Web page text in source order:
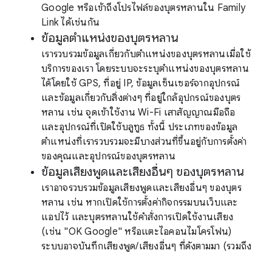
Google หรือเข้าถึงโปรไฟล์ของบุตรหลานใน Family
Link ได้เช่นกัน
ข้อมูลตำแหน่งของบุตรหลาน
เรารวบรวมข้อมูลเกี่ยวกับตำแหน่งของบุตรหลานเมื่อใช้
บริการของเรา โดยระบบจะระบุตำแหน่งของบุตรหลาน
ได้โดยใช้ GPS, ที่อยู่ IP, ข้อมูลเซ็นเซอร์จากอุปกรณ์
และข้อมูลเกี่ยวกับสิ่งต่างๆ ที่อยู่ใกล้อุปกรณ์ของบุตร
หลาน เช่น จุดเข้าใช้งาน Wi-Fi เสาสัญญาณมือถือ
และอุปกรณ์ที่เปิดใช้บลูทูธ ทั้งนี้ ประเภทของข้อมูล
ตำแหน่งที่เรารวบรวมจะมีบางส่วนที่ขึ้นอยู่กับการตั้งค่า
ของคุณและอุปกรณ์ของบุตรหลาน
ข้อมูลเสียงพูดและเสียงอื่นๆ ของบุตรหลาน
เราอาจรวบรวมข้อมูลเสียงพูดและเสียงอื่นๆ ของบุตร
หลาน เช่น หากเปิดใช้การตั้งค่ากิจกรรมบนเว็บและ
แอปไว้ และบุตรหลานใช้คำสั่งการเปิดใช้งานเสียง
(เช่น "OK Google" หรือแตะไอคอนไมโครโฟน)
ระบบอาจบันทึกเสียงพูด/เสียงอื่นๆ ที่ดังตามมา (รวมถึง